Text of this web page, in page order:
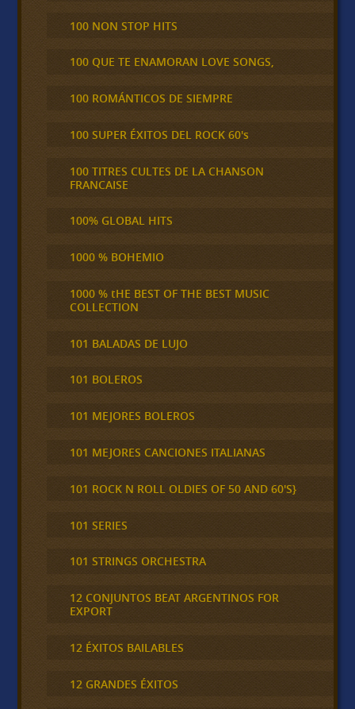
100 NON STOP HITS
100 QUE TE ENAMORAN LOVE SONGS,
100 ROMÁNTICOS DE SIEMPRE
100 SUPER ÉXITOS DEL ROCK 60's
100 TITRES CULTES DE LA CHANSON
FRANCAISE
100% GLOBAL HITS
1000 % BOHEMIO
1000 % tHE BEST OF THE BEST MUSIC
COLLECTION
101 BALADAS DE LUJO
101 BOLEROS
101 MEJORES BOLEROS
101 MEJORES CANCIONES ITALIANAS
101 ROCK N ROLL OLDIES OF 50 AND 60'S}
101 SERIES
101 STRINGS ORCHESTRA
12 CONJUNTOS BEAT ARGENTINOS FOR
EXPORT
12 ÉXITOS BAILABLES
12 GRANDES ÉXITOS